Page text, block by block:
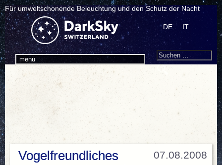
Für umweltschonende Beleuchtung und den Schutz der Nacht
menu
DE IT
Search
Suchen
07.08.2008
Vogelfreundliches